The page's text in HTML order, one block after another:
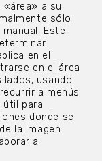
«área» a su
sólo
Este
en el
en el área
usando
a menús
útil para
donde se
la imagen